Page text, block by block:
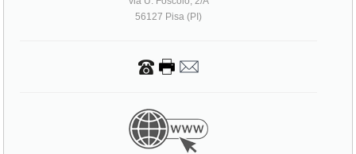
56127 Pisa (PI)